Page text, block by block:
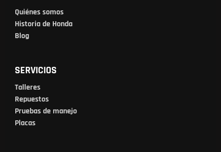
Quiénes somos
Historia de Honda
Blog
SERVICIOS
Talleres
Repuestos
Pruebas de manejo
Placas